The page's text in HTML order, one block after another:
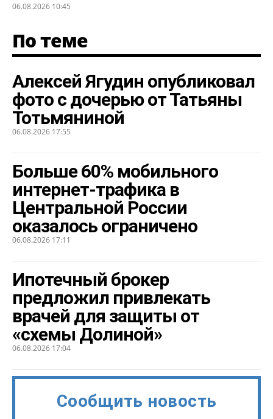
06.08.2026 10:45
По теме
Алексей Ягудин опубликовал
фото с дочерью от Татьяны
Тотьмяниной
06.08.2026 17:55
Больше 60% мобильного
интернет-трафика в
Центральной России
оказалось ограничено
06.08.2026 17:11
Ипотечный брокер
предложил привлекать
врачей для защиты от
«схемы Долиной»
06.08.2026 17:04
Сообщить новость